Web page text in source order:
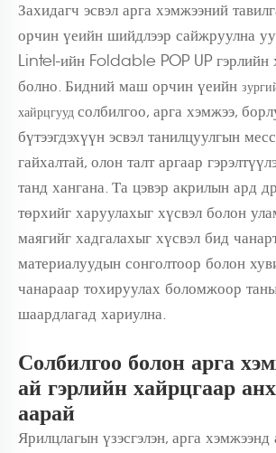
Захидагч эсвэл арга хэмжээний
орчин үеийн шийдлээр сайжруулна
Lintel-ийн Foldable POP UP гэрлийн
болно. Бидний маш орчин үеийн
хайрцгууд солбилгоо, арга хэмжээ,
бүтээгдэхүүн эсвэл танилцуулгын
гайхалтай, олон талт аргаар
танд хангана. Та цэвэр акрилын ард
төрхийг харуулахыг хүсвэл болон
маягийг хадгалахыг хүсвэл бид
материалуудын сонголтоор болон
чанараар тохируулах боломжоор
шаардлагад хариулна.
Солбилгоо болон арга
ай гэрлийн хайрцгаар
аарай
Ярилцлагын үзэсгэлэн, арга хэмжээнд